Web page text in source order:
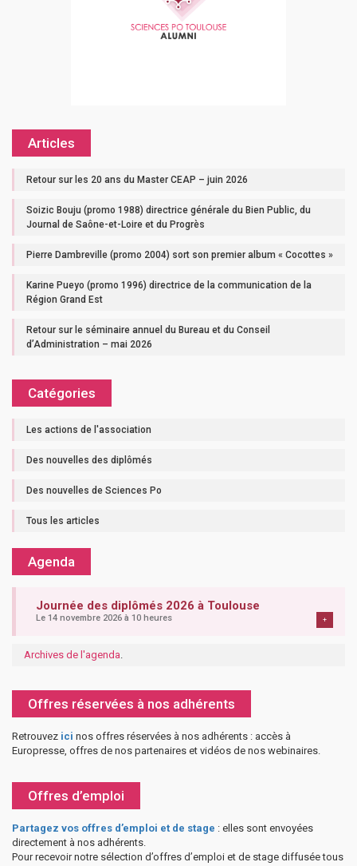
Articles
Retour sur les 20 ans du Master CEAP – juin 2026
Soizic Bouju (promo 1988) directrice générale du Bien Public, du
Journal de Saône-et-Loire et du Progrès
Pierre Dambreville (promo 2004) sort son premier album « Cocottes »
Karine Pueyo (promo 1996) directrice de la communication de la
Région Grand Est
Retour sur le séminaire annuel du Bureau et du Conseil
d’Administration – mai 2026
Catégories
Les actions de l'association
Des nouvelles des diplômés
Des nouvelles de Sciences Po
Tous les articles
Agenda
Journée des diplômés 2026 à Toulouse
Le 14 novembre 2026 à 10 heures +
Archives de l'agenda.
Offres réservées à nos adhérents
Retrouvez ici nos offres réservées à nos adhérents : accès à
Europresse, offres de nos partenaires et vidéos de nos webinaires.
Offres d’emploi
Partagez vos offres d’emploi et de stage : elles sont envoyées
directement à nos adhérents.
Pour recevoir notre sélection d’offres d’emploi et de stage diffusée tous